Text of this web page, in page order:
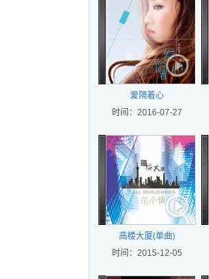
爱隔着心
时间：2016-07-27
高楼大厦(单曲)
时间：2015-12-05